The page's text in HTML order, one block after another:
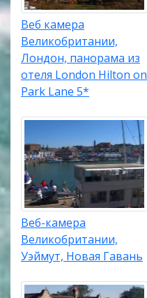
Веб камера
Великобритании,
Лондон, панорама из
отеля London Hilton on
Park Lane 5*
Веб-камера
Великобритании,
Уэймут, Новая Гавань